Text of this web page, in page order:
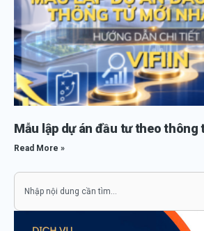
Mẫu lập dự án đầu tư theo thông
Read More »